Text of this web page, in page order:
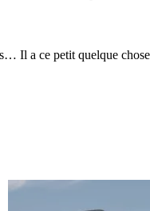
Il a ce petit quelque